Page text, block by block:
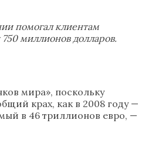
помогал клиентам
миллионов долларов.
мира», поскольку
крах, как в 2008 году —
в 46 триллионов евро, —